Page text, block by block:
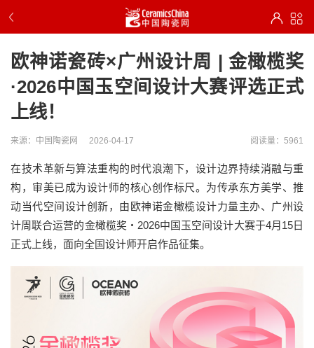
欧神诺瓷砖×广州设计周 | 金橄榄奖
·2026中国玉空间设计大赛评选正式
上线！
来源：中国陶瓷网 2026-04-17 阅读量：5961
在技术革新与算法重构的时代浪潮下，设计边界持续消融与重
构，审美已成为设计师的核心创作标尺。为传承东方美学、推
动当代空间设计创新，由欧神诺金橄榄设计力量主办、广州设
计周联合运营的金橄榄奖・2026中国玉空间设计大赛于4月15日
正式上线，面向全国设计师开启作品征集。